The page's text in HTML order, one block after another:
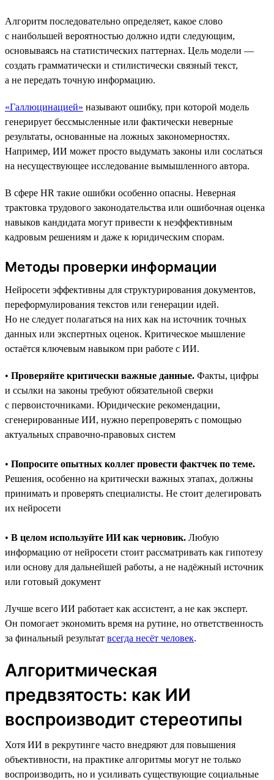
Алгоритм последовательно определяет, какое слово
с наибольшей вероятностью должно идти следующим,
основываясь на статистических паттернах. Цель модели —
создать грамматически и стилистически связный текст,
а не передать точную информацию.
«Галлюцинацией» называют ошибку, при которой модель
генерирует бессмысленные или фактически неверные
результаты, основанные на ложных закономерностях.
Например, ИИ может просто выдумать законы или сослаться
на несуществующее исследование вымышленного автора.
В сфере HR такие ошибки особенно опасны. Неверная
трактовка трудового законодательства или ошибочная оценка
навыков кандидата могут привести к неэффективным
кадровым решениям и даже к юридическим спорам.
Методы проверки информации
Нейросети эффективны для структурирования документов,
переформулирования текстов или генерации идей.
Но не следует полагаться на них как на источник точных
данных или экспертных оценок. Критическое мышление
остаётся ключевым навыком при работе с ИИ.
• Проверяйте критически важные данные. Факты, цифры
и ссылки на законы требуют обязательной сверки
с первоисточниками. Юридические рекомендации,
сгенерированные ИИ, нужно перепроверять с помощью
актуальных справочно-правовых систем
• Попросите опытных коллег провести фактчек по теме.
Решения, особенно на критически важных этапах, должны
принимать и проверять специалисты. Не стоит делегировать
их нейросети
• В целом используйте ИИ как черновик. Любую
информацию от нейросети стоит рассматривать как гипотезу
или основу для дальнейшей работы, а не надёжный источник
или готовый документ
Лучше всего ИИ работает как ассистент, а не как эксперт.
Он помогает экономить время на рутине, но ответственность
за финальный результат всегда несёт человек.
Алгоритмическая
предвзятость: как ИИ
воспроизводит стереотипы
Хотя ИИ в рекрутинге часто внедряют для повышения
объективности, на практике алгоритмы могут не только
воспроизводить, но и усиливать существующие социальные